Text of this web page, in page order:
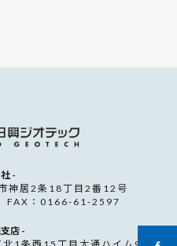
-
神居2条18丁目2番12号
：0166-61-2597
店 -